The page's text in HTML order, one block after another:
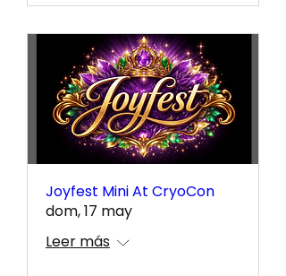
Joyfest Mini At CryoCon
dom, 17 may
Leer más